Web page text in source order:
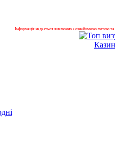
Інформація надається виключно з ознайомчою метою та